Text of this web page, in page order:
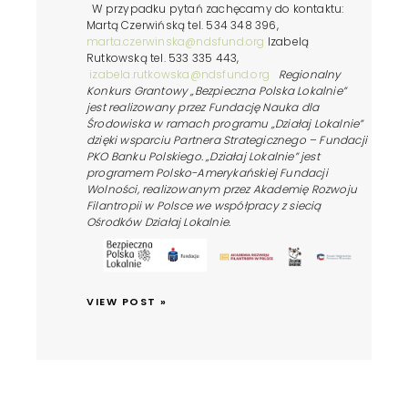
W przypadku pytań zachęcamy do kontaktu:
Martą Czerwińską tel. 534 348 396,
marta.czerwinska@ndsfund.org Izabelą
Rutkowską tel. 533 335 443,
izabela.rutkowska@ndsfund.org
Regionalny
Konkurs Grantowy „Bezpieczna Polska Lokalnie”
jest realizowany przez Fundację Nauka dla
Środowiska w ramach programu „Działaj Lokalnie”
dzięki wsparciu Partnera Strategicznego – Fundacji
PKO Banku Polskiego. „Działaj Lokalnie” jest
programem Polsko-Amerykańskiej Fundacji
Wolności, realizowanym przez Akademię Rozwoju
Filantropii w Polsce we współpracy z siecią
Ośrodków Działaj Lokalnie.
VIEW POST »